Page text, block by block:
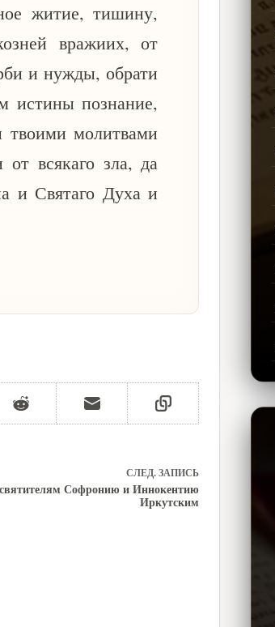
житие, тишину,
вражиих, от
и нужды, обрати
истины познание,
твоими молитвами
всякаго зла, да
и Святаго Духа и
СЛЕД.ЗАПИСЬ
Софронию и Иннокентию
Иркутским